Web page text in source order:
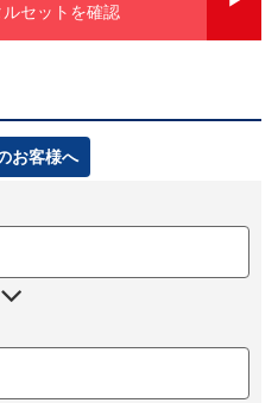
セットを確認
お客様へ
